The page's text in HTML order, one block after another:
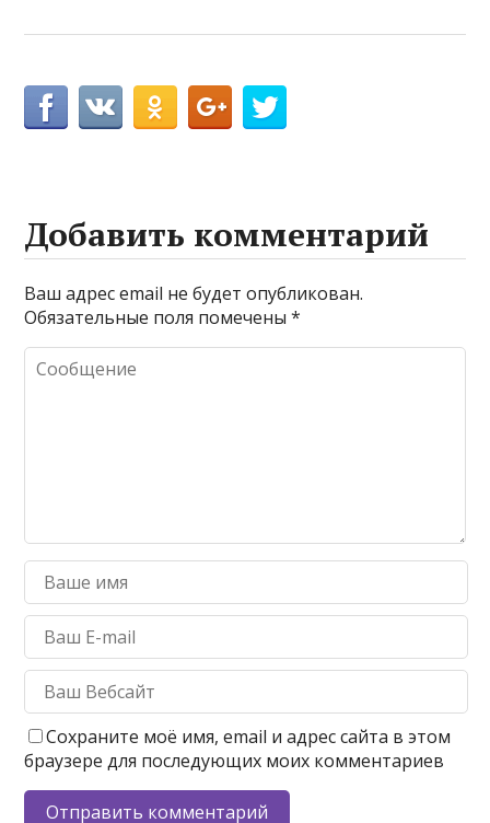
Добавить комментарий
Ваш адрес email не будет опубликован.
Обязательные поля помечены*
Сохраните моё имя, email и адрес сайта в этом
браузере для последующих моих комментариев